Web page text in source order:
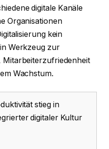
digitale Kanäle
Organisationen
kein
Werkzeug zur
Wachstum.
stieg in
digitaler Kultur